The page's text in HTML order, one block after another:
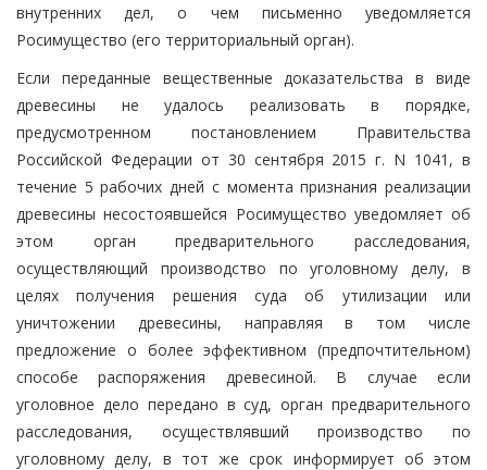
внутренних дел, о чем письменно уведомляется
Росимущество (его территориальный орган).
Если переданные вещественные доказательства в виде
древесины не удалось реализовать в порядке,
предусмотренном постановлением Правительства
Российской Федерации от 30 сентября 2015 г. N 1041, в
течение 5 рабочих дней с момента признания реализации
древесины несостоявшейся Росимущество уведомляет об
этом орган предварительного расследования,
осуществляющий производство по уголовному делу, в
целях получения решения суда об утилизации или
уничтожении древесины, направляя в том числе
предложение о более эффективном (предпочтительном)
способе распоряжения древесиной. В случае если
уголовное дело передано в суд, орган предварительного
расследования, осуществлявший производство по
уголовному делу, в тот же срок информирует об этом